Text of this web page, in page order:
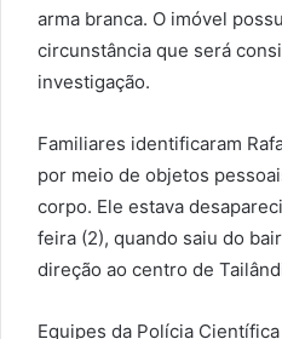
arma branca. O imóvel
circunstância que será
investigação.
Familiares identificaram
por meio de objetos
corpo. Ele estava
feira (2), quando saiu do
direção ao centro de
Equipes da Polícia